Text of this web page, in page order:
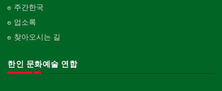
주간한국
업소록
찾아오시는 길
한인 문화예술 연합